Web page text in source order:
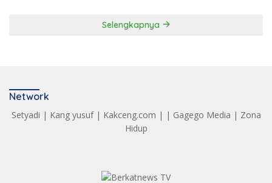
Selengkapnya
Network
Setyadi | Kang yusuf| Kakceng.com | | Gagego Media | Zona
Hidup